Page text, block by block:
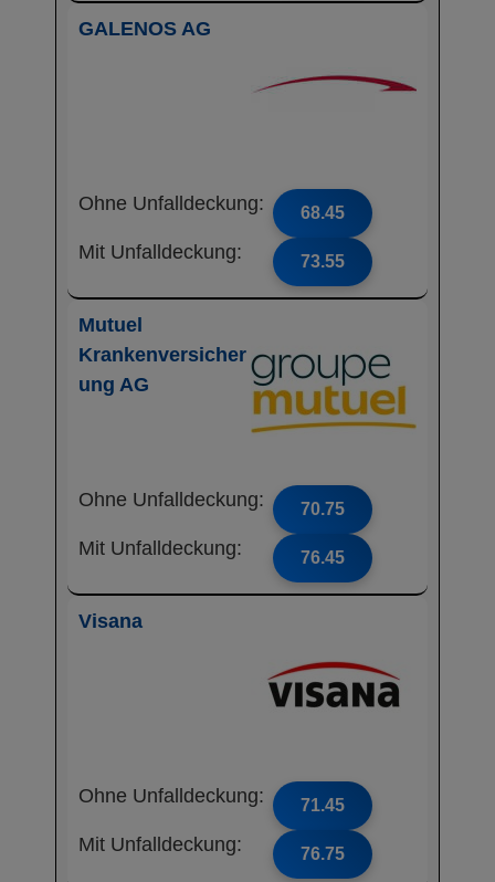
GALENOS AG
Ohne Unfalldeckung: 68.45
Mit Unfalldeckung: 73.55
Mutuel
Krankenversicher
ung AG
Ohne Unfalldeckung: 70.75
Mit Unfalldeckung: 76.45
Visana
Ohne Unfalldeckung: 71.45
Mit Unfalldeckung: 76.75